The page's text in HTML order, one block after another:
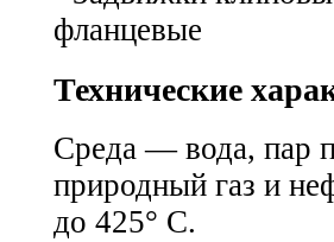
Технические
Среда — вода, пар
природный газ и
до 425° С.